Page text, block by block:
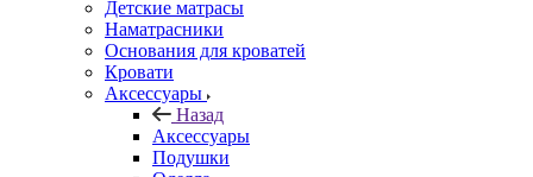
Детские матрасы
Наматрасники
Основания для кроватей
Кровати
Аксессуары
Назад
Аксессуары
Подушки